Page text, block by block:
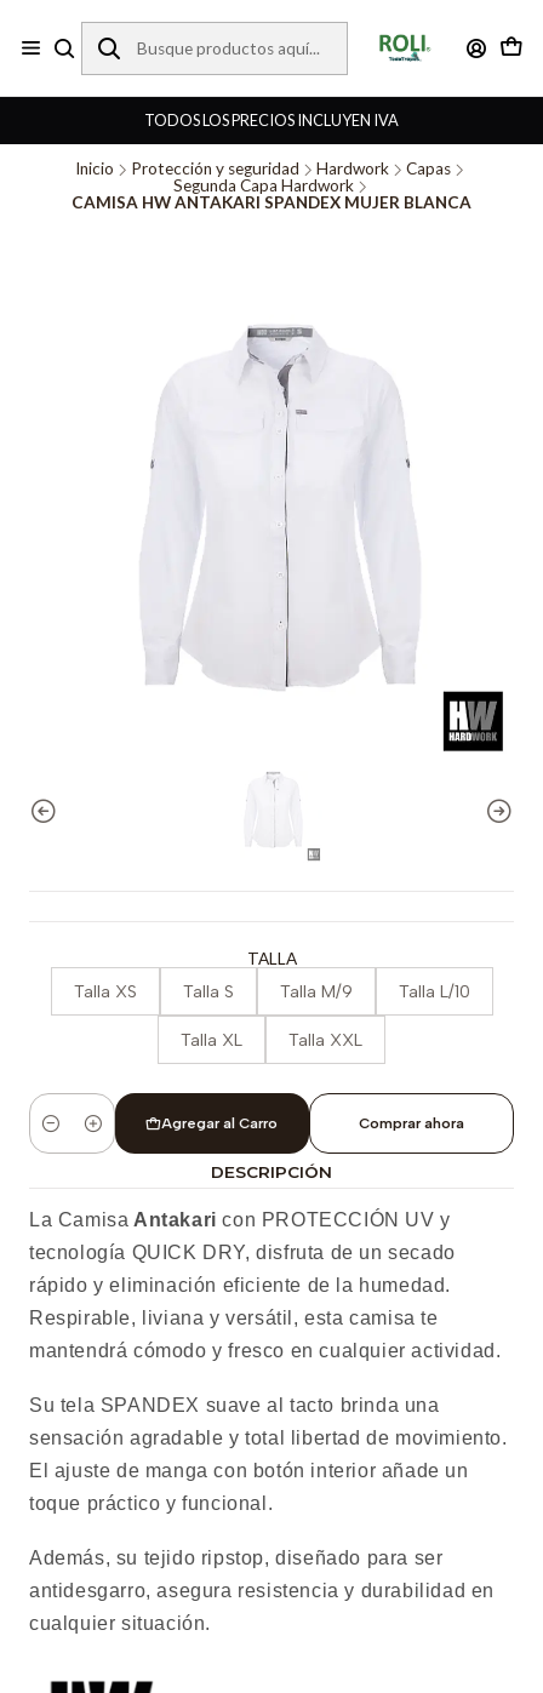
TODOS LOS PRECIOS INCLUYEN IVA
Inicio Protección y seguridad Hardwork
Capas
Segunda Capa Hardwork
CAMISA HW ANTAKARI SPANDEX MUJER BLANCA
TALLA
Talla XS Talla S Talla M/9 Talla L/10
Talla XL Talla XXL
Cantidad
Agregar al Carro Comprar ahora
DESCRIPCIÓN
La Camisa Antakari con PROTECCIÓN UV y
tecnología QUICK DRY, disfruta de un secado
rápido y eliminación eficiente de la humedad.
Respirable, liviana y versátil, esta camisa te
mantendrá cómodo y fresco en cualquier actividad.
Su tela SPANDEX suave al tacto brinda una
sensación agradable y total libertad de movimiento.
El ajuste de manga con botón interior añade un
toque práctico y funcional.
Además, su tejido ripstop, diseñado para ser
antidesgarro, asegura resistencia y durabilidad en
cualquier situación.